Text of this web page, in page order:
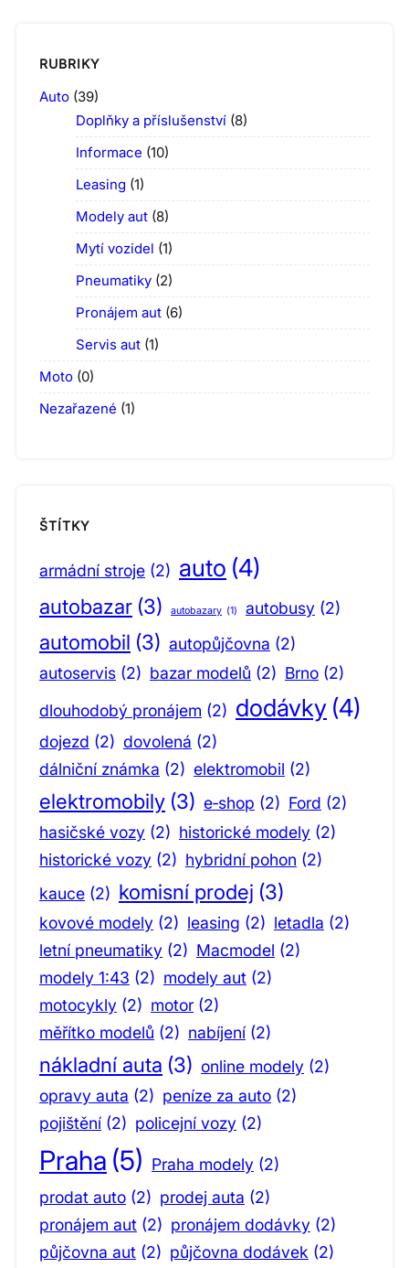
RUBRIKY
Auto (39)
Doplňky a příslušenství (8)
Informace (10)
Leasing (1)
Modely aut (8)
Mytí vozidel (1)
Pneumatiky (2)
Pronájem aut (6)
Servis aut (1)
Moto (0)
Nezařazené (1)
ŠTÍTKY
armádní stroje (2) auto (4)
autobazar (3) autobazary (1) autobusy (2)
automobil (3) autopůjčovna (2)
autoservis (2) bazar modelů (2) Brno (2)
dlouhodobý pronájem (2) dodávky (4)
dojezd (2) dovolená (2)
dálniční známka (2) elektromobil (2)
elektromobily (3) e‑shop (2) Ford (2)
hasičské vozy (2) historické modely (2)
historické vozy (2) hybridní pohon (2)
kauce (2) komisní prodej (3)
kovové modely (2) leasing (2) letadla (2)
letní pneumatiky (2) Macmodel (2)
modely 1:43 (2) modely aut (2)
motocykly (2) motor (2)
měřítko modelů (2) nabíjení (2)
nákladní auta (3) online modely (2)
opravy auta (2) peníze za auto (2)
pojištění (2) policejní vozy (2)
Praha (5) Praha modely (2)
prodat auto (2) prodej auta (2)
pronájem aut (2) pronájem dodávky (2)
půjčovna aut (2) půjčovna dodávek (2)